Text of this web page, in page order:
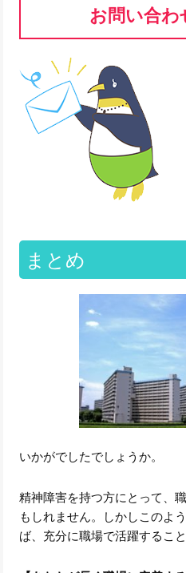
お問い合わ
まとめ
いかがでしたでしょうか。
精神障害を持つ方にとって、
もしれません。しかしこのよ
ば、充分に職場で活躍すること